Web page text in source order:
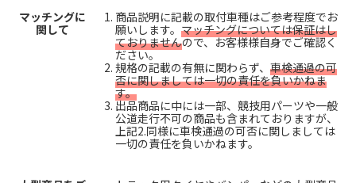
マッチングに
関して
商品説明に記載の取付車種はご参考程度でお
願いします。 マッチングについては保証はし
ておりませんので、お客様様自身でご確認く
ださい。
規格の記載の有無に関わらず、 車検通過の可
否に関しましては一切の責任を負いかねま
す。
出品商品に中には一部、競技用パーツや一般
公道走行不可の商品も含まれておりますが、
上記2.同様に車検通過の可否に関しましては
一切の責任を負いかねます。